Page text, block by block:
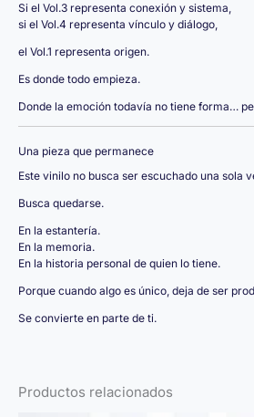
Si el Vol.3 representa conexión y sistema,
si el Vol.4 representa vínculo y diálogo,
el Vol.1 representa origen.
Es donde todo empieza.
Donde la emoción todavía no tiene forma…
Una pieza que permanece
Este vinilo no busca ser escuchado una sola
Busca quedarse.
En la estantería.
En la memoria.
En la historia personal de quien lo tiene.
Porque cuando algo es único, deja de ser
Se convierte en parte de ti.
Productos relacionados